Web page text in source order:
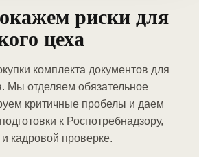
риски для
цеха
комплекта документов для
Мы отделяем обязательное
критичные пробелы и даем
к Роспотребнадзору,
кадровой проверке.